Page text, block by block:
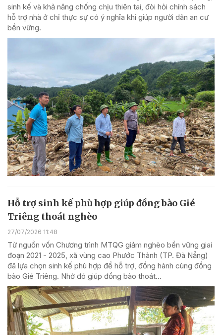
sinh kế và khả năng chống chịu thiên tai, đòi hỏi chính sách
hỗ trợ nhà ở chỉ thực sự có ý nghĩa khi giúp người dân an cư
bền vững.
Hỗ trợ sinh kế phù hợp giúp đồng bào Gié
Triêng thoát nghèo
27/07/2026 11:48
Từ nguồn vốn Chương trình MTQG giảm nghèo bền vững giai
đoạn 2021 - 2025, xã vùng cao Phước Thành (TP. Đà Nẵng)
đã lựa chọn sinh kế phù hợp để hỗ trợ, đồng hành cùng đồng
bào Gié Triêng. Nhờ đó giúp đồng bào thoát...